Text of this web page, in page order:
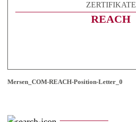
ZERTIFIKATE
REACH
Mersen_COM-REACH-Position-Letter_0